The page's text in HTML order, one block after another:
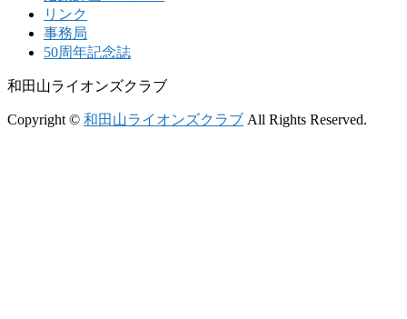
リンク
事務局
50周年記念誌
和田山ライオンズクラブ
Copyright © 和田山ライオンズクラブ All Rights Reserved.